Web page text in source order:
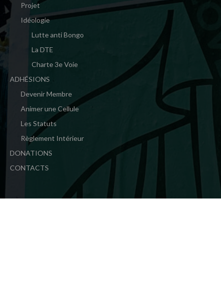
Projet
Idéologie
Lutte anti Bongo
La DTE
Charte 3e Voie
ADHÉSIONS
Devenir Membre
Animer une Cellule
Les Statuts
Règlement Intérieur
DONATIONS
CONTACTS